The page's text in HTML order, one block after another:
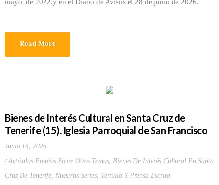
mayo de 2022.y en el Diario de Avisos el 28 de junio de 2026.
Read More
Bienes de Interés Cultural en Santa Cruz de
Tenerife (15). Iglesia Parroquial de San Francisco
Junio 14, 2026
Artículos Propios Sobre Otros Temas, Bienes De Interés Cultural En Santa
Cruz De Tenerife, Nuestras Series, Tertulia Y Prensa Escrita